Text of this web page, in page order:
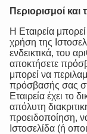
Περιορισμοί και
Η Εταιρεία
χρήση της
ενδεικτικά, του
αποκτήσετε
μπορεί να
πρόσβασής σας
Εταιρεία έχει το
απόλυτη
προειδοποίηση,
Ιστοσελίδα (ή